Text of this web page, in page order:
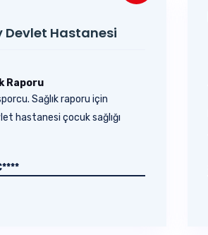
Devlet Hastanesi
Raporu
Sağlık raporu için
hastanesi çocuk sağlığı